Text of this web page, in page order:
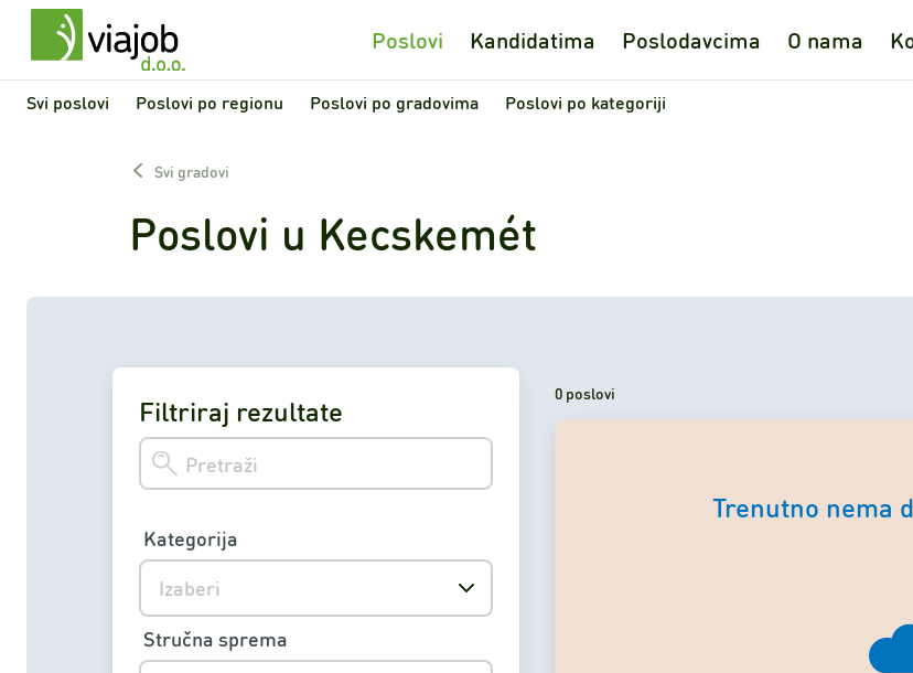
Poslovi Kandidatima Poslodavcima O nama
Svi poslovi Poslovi po regionu Poslovi po gradovima Poslovi po kategoriji
Svi gradovi
Poslovi u Kecskemét
Filtriraj rezultate
Izaberi
Kategorija
Stručna sprema
0 poslovi
Trenutno nema